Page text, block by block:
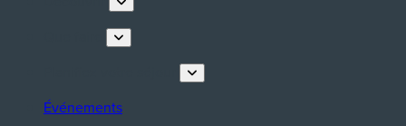
Événements